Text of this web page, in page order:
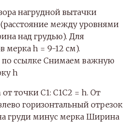
нагрудной вытачки
между уровнями
над грудью). Для
мерка h = 9-12 см).
по ссылке Снимаем важную
h
точки C1: С1С2 = h. От
горизонтальный отрезок
груди минус мерка Ширина